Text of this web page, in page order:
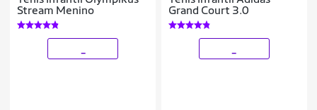
Stream Menino
Grand Court 3.0